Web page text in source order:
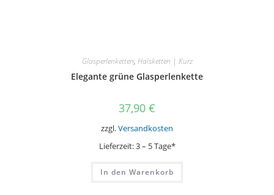
Glasperlenketten, Halsketten | Kurz
Elegante grüne Glasperlenkette
37,90 €
zzgl.Versandkosten
Lieferzeit:3 – 5 Tage*
In den Warenkorb